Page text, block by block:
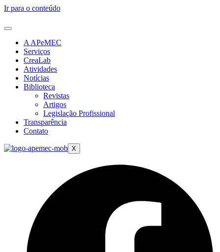
Ir para o conteúdo
A APeMEC
Serviços
CreaLab
Atividades
Notícias
Biblioteca
Revistas
Artigos
Legislação Profissional
Transparência
Contato
X